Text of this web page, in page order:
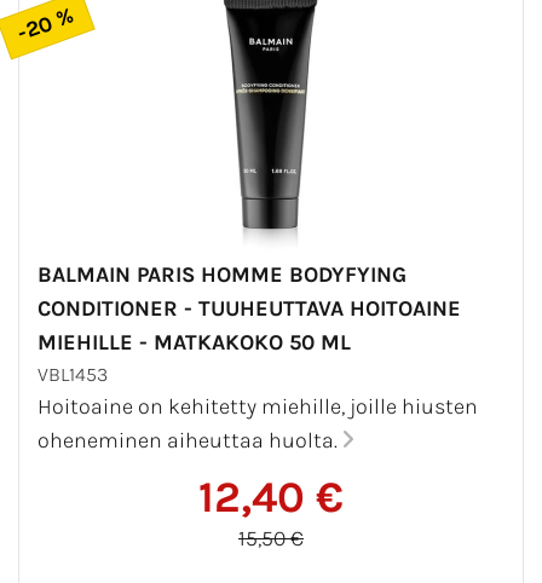
-20 %
BALMAIN PARIS HOMME BODYFYING
CONDITIONER - TUUHEUTTAVA HOITOAINE
MIEHILLE - MATKAKOKO 50 ML
VBL1453
Hoitoaine on kehitetty miehille, joille hiusten
oheneminen aiheuttaa huolta.
12,40 €
15,50 €